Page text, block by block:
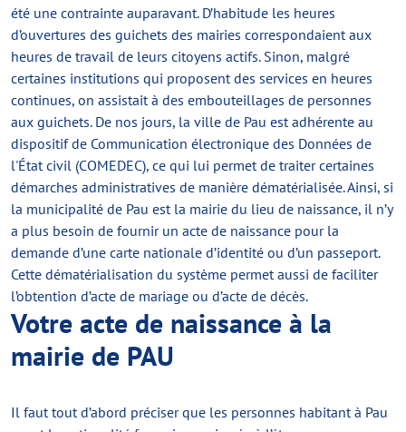
été une contrainte auparavant. D’habitude les heures
d’ouvertures des guichets des mairies correspondaient aux
heures de travail de leurs citoyens actifs. Sinon, malgré
certaines institutions qui proposent des services en heures
continues, on assistait à des embouteillages de personnes
aux guichets. De nos jours, la ville de Pau est adhérente au
dispositif de Communication électronique des Données de
l'État civil (COMEDEC), ce qui lui permet de traiter certaines
démarches administratives de manière dématérialisée. Ainsi, si
la municipalité de Pau est la mairie du lieu de naissance, il n’y
a plus besoin de fournir un acte de naissance pour la
demande d’une carte nationale d’identité ou d’un passeport.
Cette dématérialisation du système permet aussi de faciliter
l’obtention d’acte de mariage ou d’acte de décès.
Votre acte de naissance à la
mairie de PAU
Il faut tout d’abord préciser que les personnes habitant à Pau